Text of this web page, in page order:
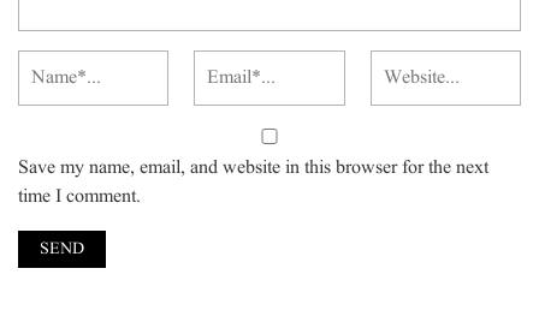
Save my name, email, and website in this browser for the next
time I comment.